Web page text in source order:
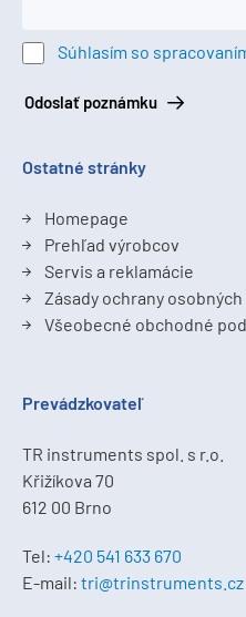
Súhlasím so
Odoslať poznámku
Ostatné stránky
Homepage
Prehľad výrobcov
Servis a reklamácie
Zásady ochrany
Všeobecné obchodné
Prevádzkovateľ
TR instruments spol. s r.o.
Křižíkova 70
612 00 Brno
Tel: +420 541 633 670
E-mail: tri@trinstruments.cz